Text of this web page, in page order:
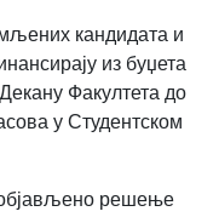
кандидата и
из буџета
Факултета до
у Студентском
решење